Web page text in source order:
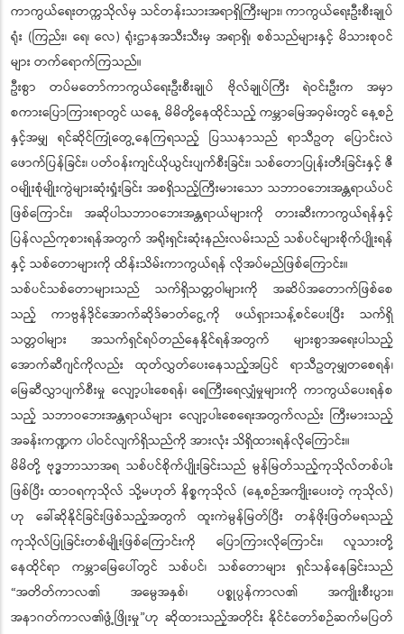
ကာကွယ်ရေးတက္ကသိုလ်မှ သင်တန်းသားအရာရှိကြီးများ၊ ကာကွယ်ရေးဦးစီးချုပ်
ရုံး (ကြည်း၊ ရေ၊ လေ) ရုံးဌာနအသီးသီးမှ အရာရှိ၊ စစ်သည်များနှင့် မိသားစုဝင်
များ တက်ရောက်ကြသည်။
ဦးစွာ တပ်မတော်ကာကွယ်ရေးဦးစီးချုပ် ဗိုလ်ချုပ်ကြီး ရဲဝင်းဦးက အမှာ
စကားပြောကြားရာတွင် ယနေ့ မိမိတို့နေထိုင်သည့် ကမ္ဘာမြေအဝှမ်းတွင် နေ့စဉ်
နှင့်အမျှ ရင်ဆိုင်ကြုံတွေ့နေကြရသည့် ပြဿနာသည် ရာသီဥတု ပြောင်းလဲ
ဖောက်ပြန်ခြင်း၊ ပတ်ဝန်းကျင်ယိုယွင်းပျက်စီးခြင်း၊ သစ်တောပြုန်းတီးခြင်းနှင့် ဇီ
ဝမျိုးစုံမျိုးကွဲများဆုံးရှုံးခြင်း အစရှိသည့်ကြီးမားသော သဘာဝဘေးအန္တရာယ်ပင်
ဖြစ်ကြောင်း၊ အဆိုပါသဘာဝဘေးအန္တရာယ်များကို တားဆီးကာကွယ်ရန်နှင့်
ပြန်လည်ကုစားရန်အတွက် အရိုးရှင်းဆုံးနည်းလမ်းသည် သစ်ပင်များစိုက်ပျိုးရန်
နှင့် သစ်တောများကို ထိန်းသိမ်းကာကွယ်ရန် လိုအပ်မည်ဖြစ်ကြောင်း။
သစ်ပင်သစ်တောများသည် သက်ရှိသတ္တဝါများကို အဆိပ်အတောက်ဖြစ်စေ
သည့် ကာဗွန်ဒိုင်အောက်ဆိုဒ်ဓာတ်ငွေ့ကို ဖယ်ရှားသန့်စင်ပေးပြီး သက်ရှိ
သတ္တဝါများ အသက်ရှင်ရပ်တည်နေနိုင်ရန်အတွက် များစွာအရေးပါသည့်
အောက်ဆီဂျင်ကိုလည်း ထုတ်လွှတ်ပေးနေသည့်အပြင် ရာသီဥတုမျှတစေရန်၊
မြေဆီလွှာပျက်စီးမှု လျော့ပါးစေရန်၊ ရေကြီးရေလျှံမှုများကို ကာကွယ်ပေးရန်စ
သည့် သဘာဝဘေးအန္တရာယ်များ လျော့ပါးစေရေးအတွက်လည်း ကြီးမားသည့်
အခန်းကဏ္ဍက ပါဝင်လျက်ရှိသည်ကို အားလုံး သိရှိထားရန်လိုကြောင်း။
မိမိတို့ ဗုဒ္ဓဘာသာအရ သစ်ပင်စိုက်ပျိုးခြင်းသည် မွန်မြတ်သည့်ကုသိုလ်တစ်ပါး
ဖြစ်ပြီး ထာဝရကုသိုလ် သို့မဟုတ် နိစ္စကုသိုလ် (နေ့စဉ်အကျိုးပေးတဲ့ ကုသိုလ်)
ဟု ခေါ်ဆိုနိုင်ခြင်းဖြစ်သည့်အတွက် ထူးကဲမွန်မြတ်ပြီး တန်ဖိုးဖြတ်မရသည့်
ကုသိုလ်ပြုခြင်းတစ်မျိုးဖြစ်ကြောင်းကို ပြောကြားလိုကြောင်း၊ လူသားတို့
နေထိုင်ရာ ကမ္ဘာမြေပေါ်တွင် သစ်ပင်၊ သစ်တောများ ရှင်သန်နေခြင်းသည်
“အတိတ်ကာလ၏ အမွေအနှစ်၊ ပစ္စုပ္ပန်ကာလ၏ အကျိုးစီးပွား၊
အနာဂတ်ကာလ၏ဖွံ့ဖြိုးမှု”ဟု ဆိုထားသည့်အတိုင်း နိုင်ငံတော်စဉ်ဆက်မပြတ်